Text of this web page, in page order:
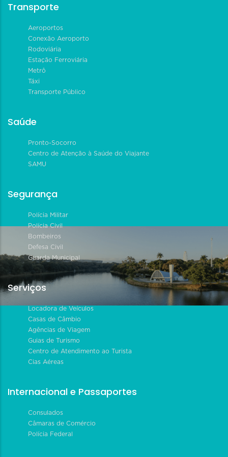
Transporte
Aeroportos
Conexão Aeroporto
Rodoviária
Estação Ferroviária
Metrô
Táxi
Transporte Público
Saúde
Pronto-Socorro
Centro de Atenção à Saúde do Viajante
SAMU
Segurança
Polícia Militar
Polícia Civil
Bombeiros
Defesa Civil
Guarda Municipal
Serviços
Locadora de Veículos
Casas de Câmbio
Agências de Viagem
Guias de Turismo
Centro de Atendimento ao Turista
Cias Aéreas
Internacional e Passaportes
Consulados
Câmaras de Comércio
Polícia Federal